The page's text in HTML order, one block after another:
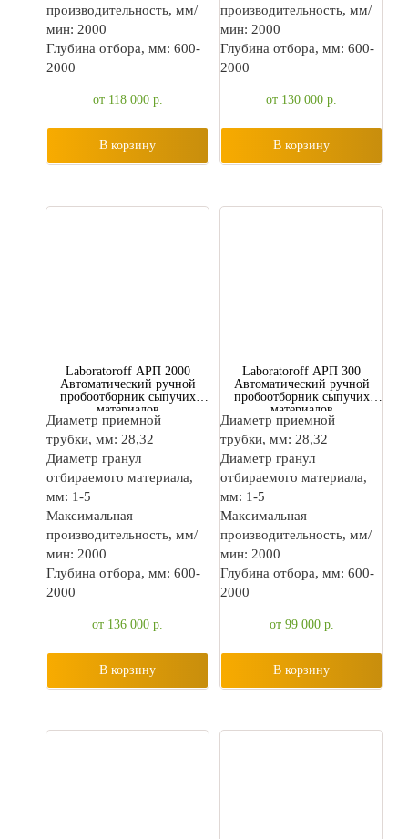
производительность, мм/
мин: 2000
Глубина отбора, мм: 600-
2000
от 118 000 р.
В корзину
производительность, мм/
мин: 2000
Глубина отбора, мм: 600-
2000
от 130 000р.
В корзину
Laboratoroff АРП 2000
Автоматический ручной
пробоотборник сыпучих
материалов
Диаметр приемной
трубки, мм: 28,32
Диаметр гранул
отбираемого материала,
мм: 1-5
Максимальная
производительность, мм/
мин: 2000
Глубина отбора, мм: 600-
2000
от 136 000 р.
В корзину
Laboratoroff АРП 300
Автоматический ручной
пробоотборник сыпучих
материалов
Диаметр приемной
трубки, мм: 28,32
Диаметр гранул
отбираемого материала,
мм: 1-5
Максимальная
производительность, мм/
мин: 2000
Глубина отбора, мм: 600-
2000
от 99 000 р.
В корзину